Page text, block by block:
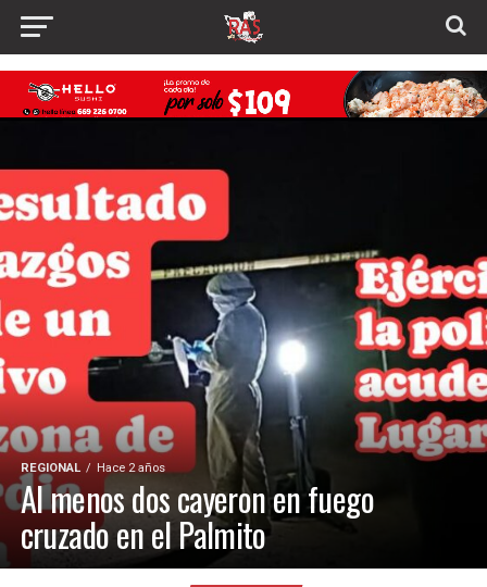
REGIONAL Hace 2 años
Al menos dos cayeron en fuego
cruzado en el Palmito